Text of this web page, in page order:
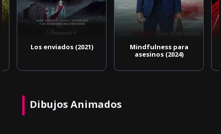
Los enviados (2021)
Mindfulness para
asesinos (2024)
Dibujos Animados